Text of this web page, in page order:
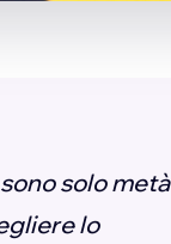
solo metà
lo